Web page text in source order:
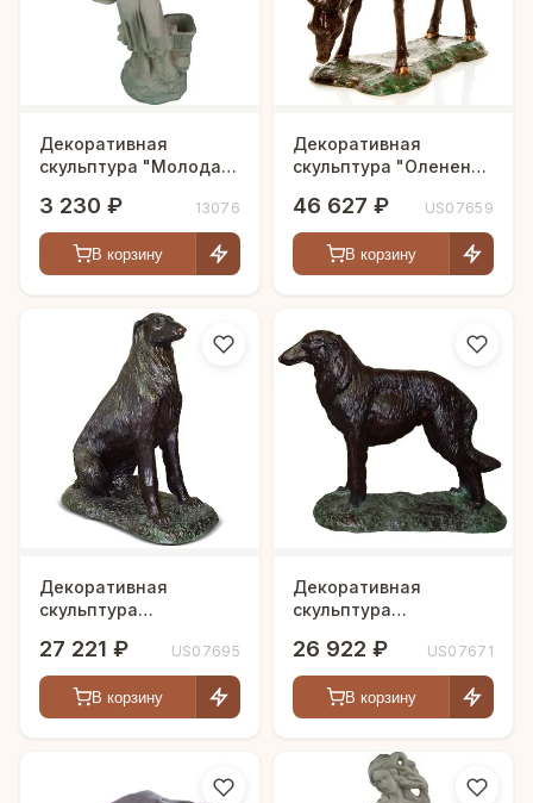
Декоративная
скульптура "Молодая
3 230 ₽ 13076
В корзину
Декоративная
скульптура "Олененок
46 627 ₽ US07659
В корзину
Декоративная
скульптура
27 221 ₽ US07695
В корзину
Декоративная
скульптура
26 922 ₽ US07671
В корзину